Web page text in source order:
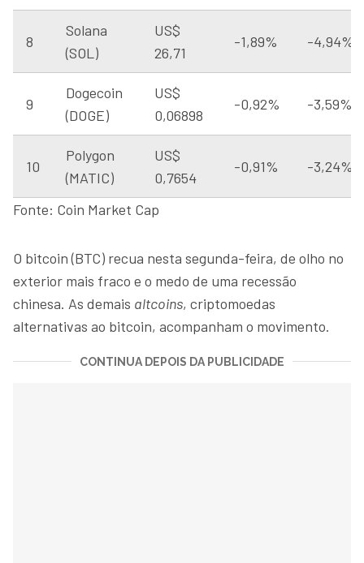
8
Solana
(SOL)
US$
26,71
-1,89% -4,94%
9
Dogecoin
(DOGE)
US$
0,06898
-0,92% -3,59%
10
Polygon
(MATIC)
US$
0,7654
-0,91% -3,24%
Fonte: Coin Market Cap
O bitcoin (BTC) recua nesta segunda-feira, de olho no
exterior mais fraco e o medo de uma recessão
chinesa. As demais altcoins, criptomoedas
alternativas ao bitcoin, acompanham o movimento.
CONTINUA DEPOIS DA PUBLICIDADE